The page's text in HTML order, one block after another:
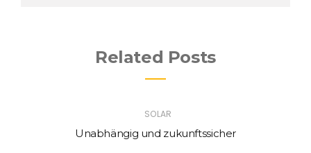
Related Posts
SOLAR
Unabhängig und zukunftssicher